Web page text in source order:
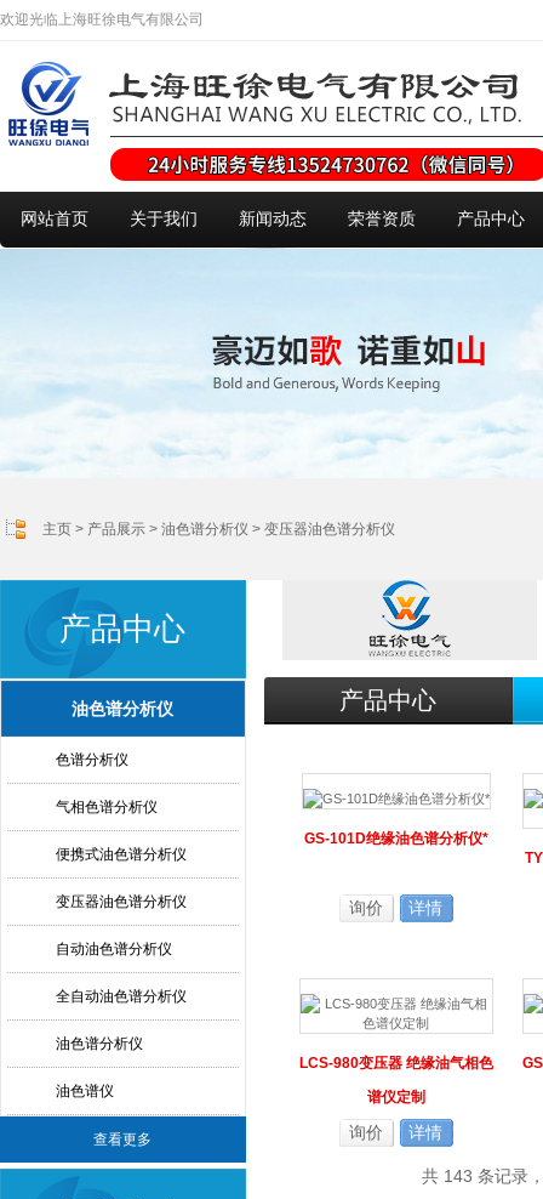
欢迎光临上海旺徐电气有限公司
网站首页 关于我们 新闻动态 荣誉资质 产品中心
主页 > 产品展示 > 油色谱分析仪 > 变压器油色谱分析仪
产品中心
油色谱分析仪
色谱分析仪
气相色谱分析仪
便携式油色谱分析仪
变压器油色谱分析仪
自动油色谱分析仪
全自动油色谱分析仪
油色谱分析仪
油色谱仪
查看更多
产品中心
GS-101D绝缘油色谱分析仪*
询价 详情
LCS-980变压器 绝缘油气相色
谱仪定制
询价 详情
共 143 条记录